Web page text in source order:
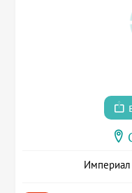
Империал